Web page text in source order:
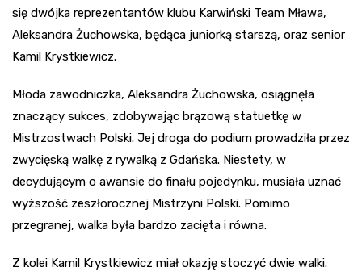
się dwójka reprezentantów klubu Karwiński Team Mława,
Aleksandra Żuchowska, będąca juniorką starszą, oraz senior
Kamil Krystkiewicz.
Młoda zawodniczka, Aleksandra Żuchowska, osiągnęła
znaczący sukces, zdobywając brązową statuetkę w
Mistrzostwach Polski. Jej droga do podium prowadziła przez
zwycięską walkę z rywalką z Gdańska. Niestety, w
decydującym o awansie do finału pojedynku, musiała uznać
wyższość zeszłorocznej Mistrzyni Polski. Pomimo
przegranej, walka była bardzo zacięta i równa.
Z kolei Kamil Krystkiewicz miał okazję stoczyć dwie walki.